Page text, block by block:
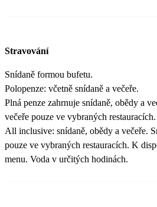
Stravování
Snídaně formou bufetu.
Polopenze: včetně snídaně a večeře.
Plná penze zahrnuje snídaně, obědy a
večeře pouze ve vybraných restauracích.
All inclusive: snídaně, obědy a večeře.
pouze ve vybraných restauracích. K
menu. Voda v určitých hodinách.